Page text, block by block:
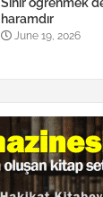
Sihir öğrenmek
haramdır
June 19, 2026